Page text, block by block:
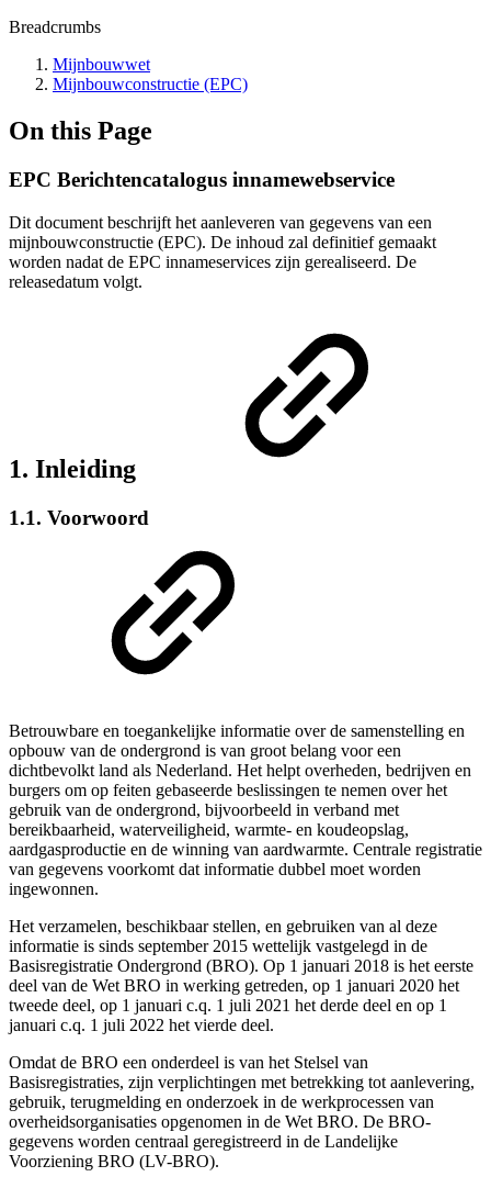
Breadcrumbs
Mijnbouwwet
Mijnbouwconstructie (EPC)
On this Page
EPC Berichtencatalogus innamewebservice
Dit document beschrijft het aanleveren van gegevens van een
mijnbouwconstructie (EPC). De inhoud zal definitief gemaakt
worden nadat de EPC innameservices zijn gerealiseerd. De
releasedatum volgt.
1. Inleiding
1.1. Voorwoord
Betrouwbare en toegankelijke informatie over de samenstelling en
opbouw van de ondergrond is van groot belang voor een
dichtbevolkt land als Nederland. Het helpt overheden, bedrijven en
burgers om op feiten gebaseerde beslissingen te nemen over het
gebruik van de ondergrond, bijvoorbeeld in verband met
bereikbaarheid, waterveiligheid, warmte- en koudeopslag,
aardgasproductie en de winning van aardwarmte. Centrale registratie
van gegevens voorkomt dat informatie dubbel moet worden
ingewonnen.
Het verzamelen, beschikbaar stellen, en gebruiken van al deze
informatie is sinds september 2015 wettelijk vastgelegd in de
Basisregistratie Ondergrond (BRO). Op 1 januari 2018 is het eerste
deel van de Wet BRO in werking getreden, op 1 januari 2020 het
tweede deel, op 1 januari c.q. 1 juli 2021 het derde deel en op 1
januari c.q. 1 juli 2022 het vierde deel.
Omdat de BRO een onderdeel is van het Stelsel van
Basisregistraties, zijn verplichtingen met betrekking tot aanlevering,
gebruik, terugmelding en onderzoek in de werkprocessen van
overheidsorganisaties opgenomen in de Wet BRO. De BRO-
gegevens worden centraal geregistreerd in de Landelijke
Voorziening BRO (LV-BRO).